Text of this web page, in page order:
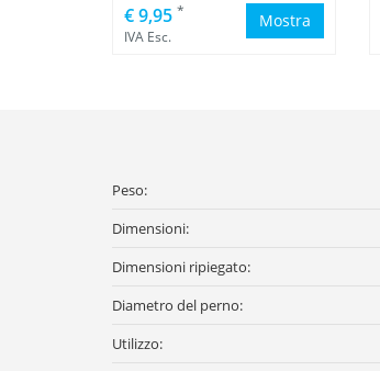
€ 9,95 *
IVA Esc.
Mostra
Peso:
Dimensioni:
Dimensioni ripiegato:
Diametro del perno:
Utilizzo: